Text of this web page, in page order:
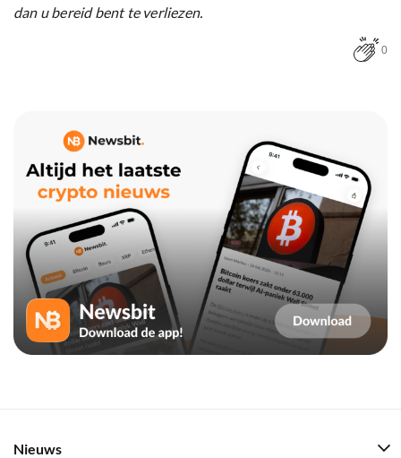
dan u bereid bent te verliezen.
0
Nieuws